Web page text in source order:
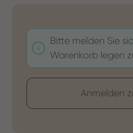
Bitte melden Sie
Warenkorb legen
Anmelden